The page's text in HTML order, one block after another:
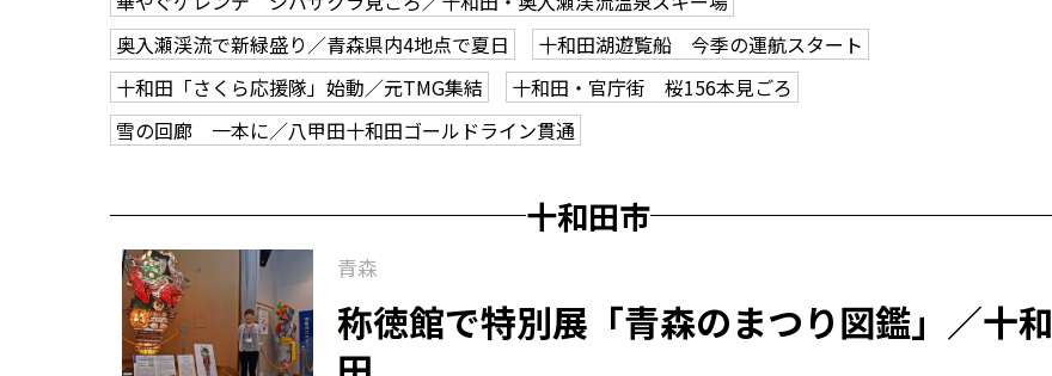
奥入瀬渓流で新緑盛り／青森県内4地点で夏日
十和田湖遊覧船 今季の運航スタート
十和田「さくら応援隊」始動／元TMG集結
十和田・官庁街 桜156本見ごろ
雪の回廊 一本に／八甲田十和田ゴールドライン貫通
十和田市
青森
称徳館で特別展「青森のまつり図鑑」／十和